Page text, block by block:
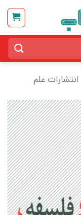
انتشارات علم